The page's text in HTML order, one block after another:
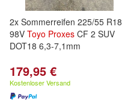
2x Sommerreifen 225/55 R18
98V Toyo Proxes CF 2 SUV
DOT18 6,3-7,1mm
179,95 €
Kostenloser Versand